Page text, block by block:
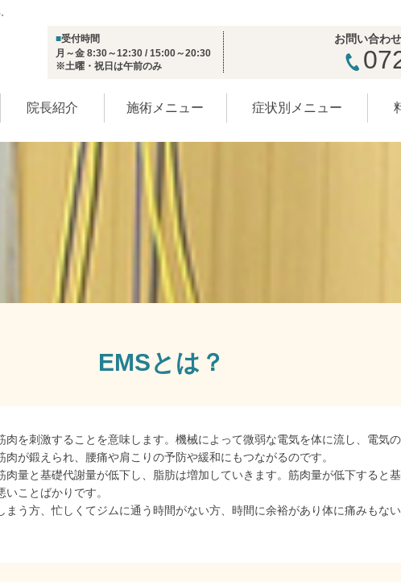
■受付時間
月～金 8:30～12:30 / 15:00～20:30
※土曜・祝日は午前のみ
お問
院長紹介 施術メニュー 症状別メニュー
EMSとは？
を刺激することを意味します。機械によって微弱な電気を体に流し、電気
が鍛えられ、腰痛や肩こりの予防や緩和にもつながるのです。
量と基礎代謝量が低下し、脂肪は増加していきます。筋肉量が低下すると
ことばかりです。
う方、忙しくてジムに通う時間がない方、時間に余裕があり体に痛みもな